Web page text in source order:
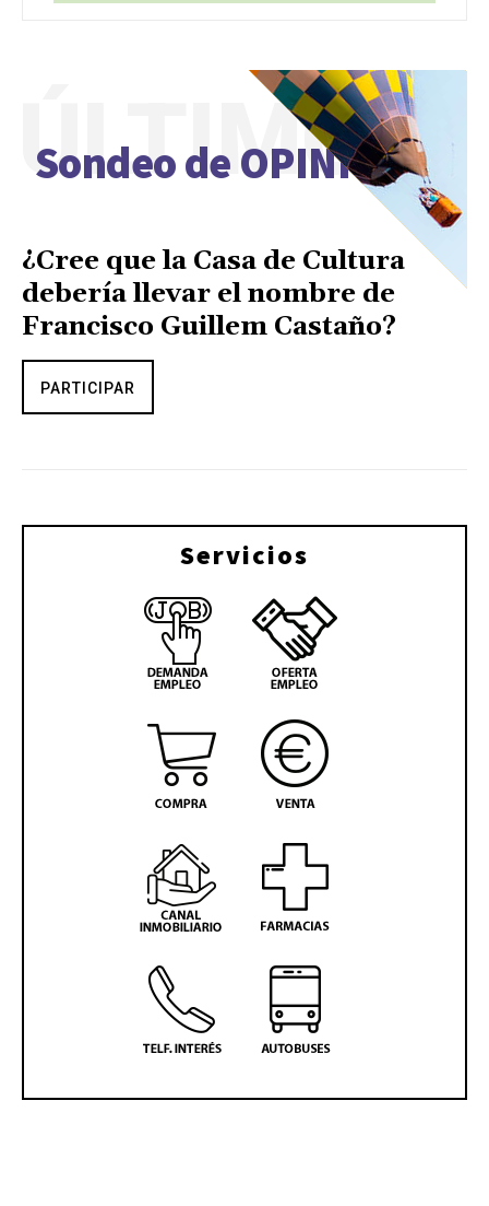
Sondeo de OPINIÓN
ÚLTIMO
¿Cree que la Casa de Cultura
debería llevar el nombre de
Francisco Guillem Castaño?
PARTICIPAR
Servicios